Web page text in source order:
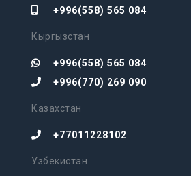
+996(558) 565 084
Кыргызстан
+996(558) 565 084
+996(770) 269 090
Казахстан
+77011228102
Узбекистан